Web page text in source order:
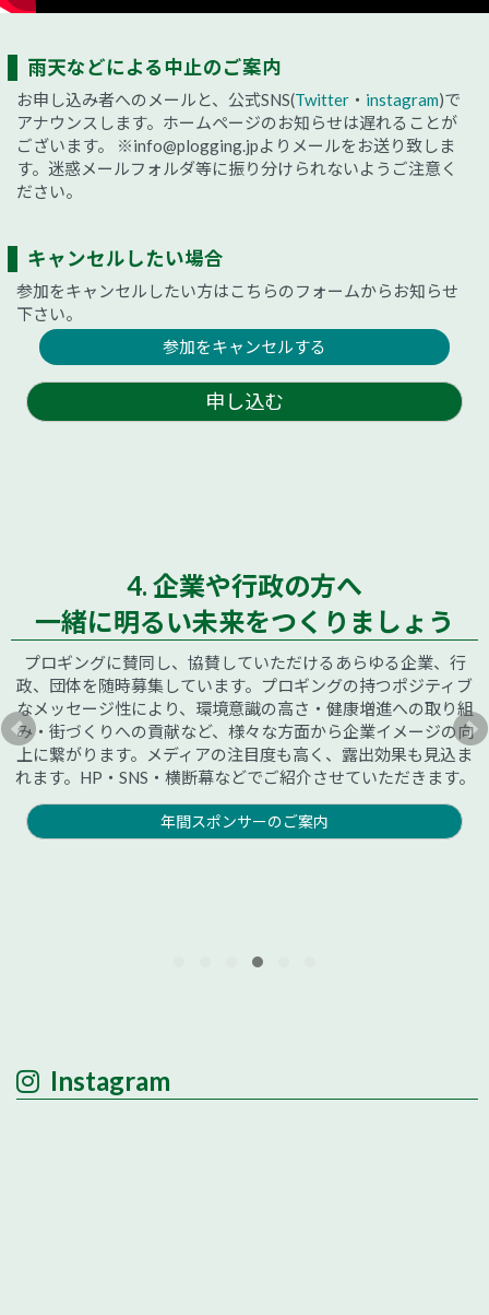
雨天などによる中止のご案内
お申し込み者へのメールと、公式SNS(Twitter ・ instagram)で
アナウンスします。ホームページのお知らせは遅れることが
ございます。
※info@plogging.jpよりメールをお送り致しま
す。迷惑メールフォルダ等に振り分けられないようご注意く
ださい。
キャンセルしたい場合
参加をキャンセルしたい方はこちらのフォームからお知らせ
下さい。
参加をキャンセルする
申し込む
4. 企業や行政の方へ
一緒に明るい未来をつくりましょう
プロギングに賛同し、協賛していただけるあらゆる企業、行
政、団体を随時募集しています。プロギングの持つポジティブ
なメッセージ性により、環境意識の高さ・健康増進への取り組
み・街づくりへの貢献など、様々な方面から企業イメージの向
上に繋がります。メディアの注目度も高く、露出効果も見込ま
れます。HP・SNS・横断幕などでご紹介させていただきます。
年間スポンサーのご案内
Instagram